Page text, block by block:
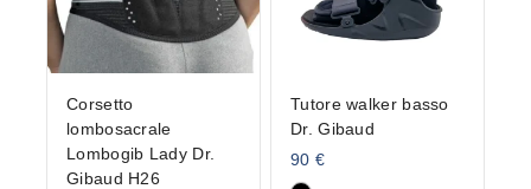
Corsetto
lombosacrale
Lombogib Lady Dr.
Gibaud H26
Tutore walker basso
Dr. Gibaud
90 €